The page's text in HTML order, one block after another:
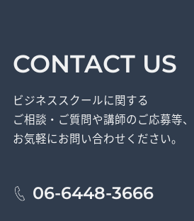
CONTACT US
ビジネススクールに関する
ご相談・ご質問や講師のご応募等、
お気軽にお問い合わせください。
06-6448-3666